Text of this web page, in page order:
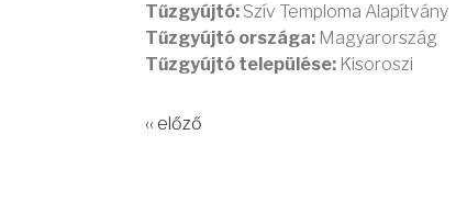
Tűzgyújtó: Szív Temploma Alapítvány
Tűzgyújtó országa: Magyarország
Tűzgyújtó települése: Kisoroszi
‹‹ előző